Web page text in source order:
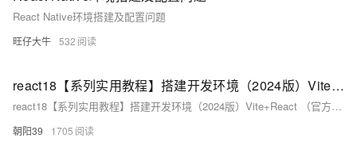
React Native环境搭建及配置问题
旺仔大牛 532
react18【系列实用教程】搭建开发环境（2024版）Vite+React （官方推荐）（含@配置，react-developer-tools 和 Redux DevTools 下载安装）
react18【系列实用教程】搭建开发环境（2024版）Vite+React （官方推荐）（含@配置，react-developer-tools 和 Redux DevTools 下载安装）
朝阳39 1705